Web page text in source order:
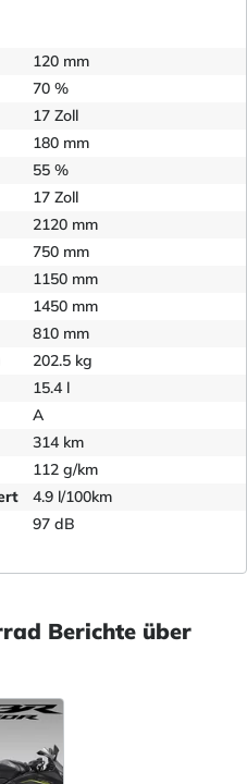
120 mm
70 %
17 Zoll
180 mm
55 %
17 Zoll
2120 mm
750 mm
1150 mm
1450 mm
810 mm
202.5 kg
15.4 l
A
314 km
112 g/km
4.9 l/100km
97 dB
Berichte über